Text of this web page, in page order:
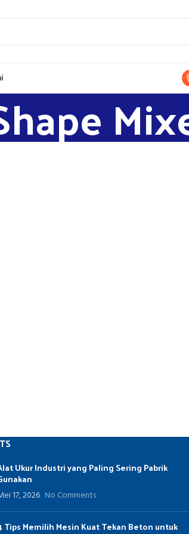
Ukur Industri yang Paling Sering Pabrik
17, 2026 No Comments
Tips Memilih Mesin Kuat Tekan Beton untuk